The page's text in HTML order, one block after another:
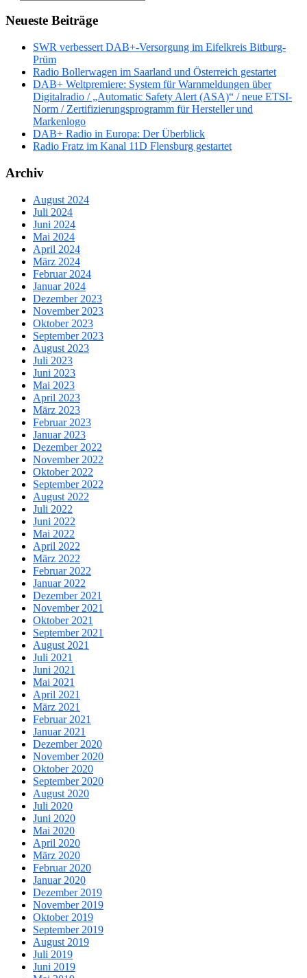
Neueste Beiträge
SWR verbessert DAB+-Versorgung im Eifelkreis Bitburg-
Prüm
Radio Bollerwagen im Saarland und Österreich gestartet
DAB+ Weltpremiere: System für Warnmeldungen über
Digitalradio / „Automatic Safety Alert (ASA)“ / neue ETSI-
Norm / Zertifizierungsprogramm für Hersteller und
Markenlogo
DAB+ Radio in Europa: Der Überblick
Radio Fratz im Kanal 11D Flensburg gestartet
Archiv
August 2024
Juli 2024
Juni 2024
Mai 2024
April 2024
März 2024
Februar 2024
Januar 2024
Dezember 2023
November 2023
Oktober 2023
September 2023
August 2023
Juli 2023
Juni 2023
Mai 2023
April 2023
März 2023
Februar 2023
Januar 2023
Dezember 2022
November 2022
Oktober 2022
September 2022
August 2022
Juli 2022
Juni 2022
Mai 2022
April 2022
März 2022
Februar 2022
Januar 2022
Dezember 2021
November 2021
Oktober 2021
September 2021
August 2021
Juli 2021
Juni 2021
Mai 2021
April 2021
März 2021
Februar 2021
Januar 2021
Dezember 2020
November 2020
Oktober 2020
September 2020
August 2020
Juli 2020
Juni 2020
Mai 2020
April 2020
März 2020
Februar 2020
Januar 2020
Dezember 2019
November 2019
Oktober 2019
September 2019
August 2019
Juli 2019
Juni 2019